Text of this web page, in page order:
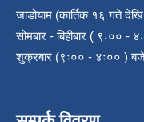
जाडोयाम (कार्तिक १६ गते
सोमबार - बिहीबार ( ९ः०० -
शुक्रबार (९ः०० - ४ः०० )